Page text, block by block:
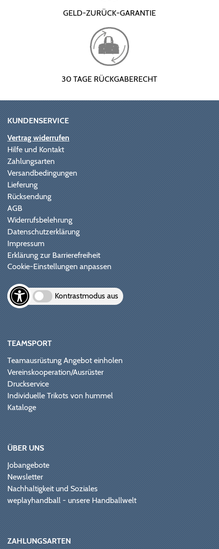
GELD-ZURÜCK-GARANTIE
30 TAGE RÜCKGABERECHT
KUNDENSERVICE
Vertrag widerrufen
Hilfe und Kontakt
Zahlungsarten
Versandbedingungen
Lieferung
Rücksendung
AGB
Widerrufsbelehrung
Datenschutzerklärung
Impressum
Erklärung zur Barrierefreiheit
Cookie-Einstellungen anpassen
Kontrastmodus aus
TEAMSPORT
Teamausrüstung Angebot einholen
Vereinskooperation/Ausrüster
Druckservice
Individuelle Trikots von hummel
Kataloge
ÜBER UNS
Jobangebote
Newsletter
Nachhaltigkeit und Soziales
weplayhandball - unsere Handballwelt
ZAHLUNGSARTEN